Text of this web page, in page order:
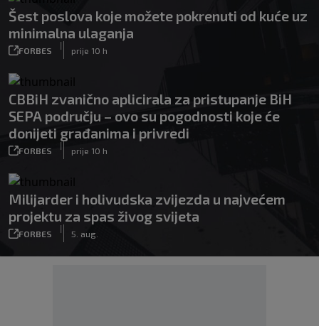
Šest poslova koje možete pokrenuti od kuće uz
minimalna ulaganja
FORBES
|
prije 10 h
CBBiH zvanično aplicirala za pristupanje BiH
SEPA području – ovo su pogodnosti koje će
donijeti građanima i privredi
FORBES
|
prije 10 h
Milijarder i holivudska zvijezda u najvećem
projektu za spas živog svijeta
FORBES
|
5. aug.